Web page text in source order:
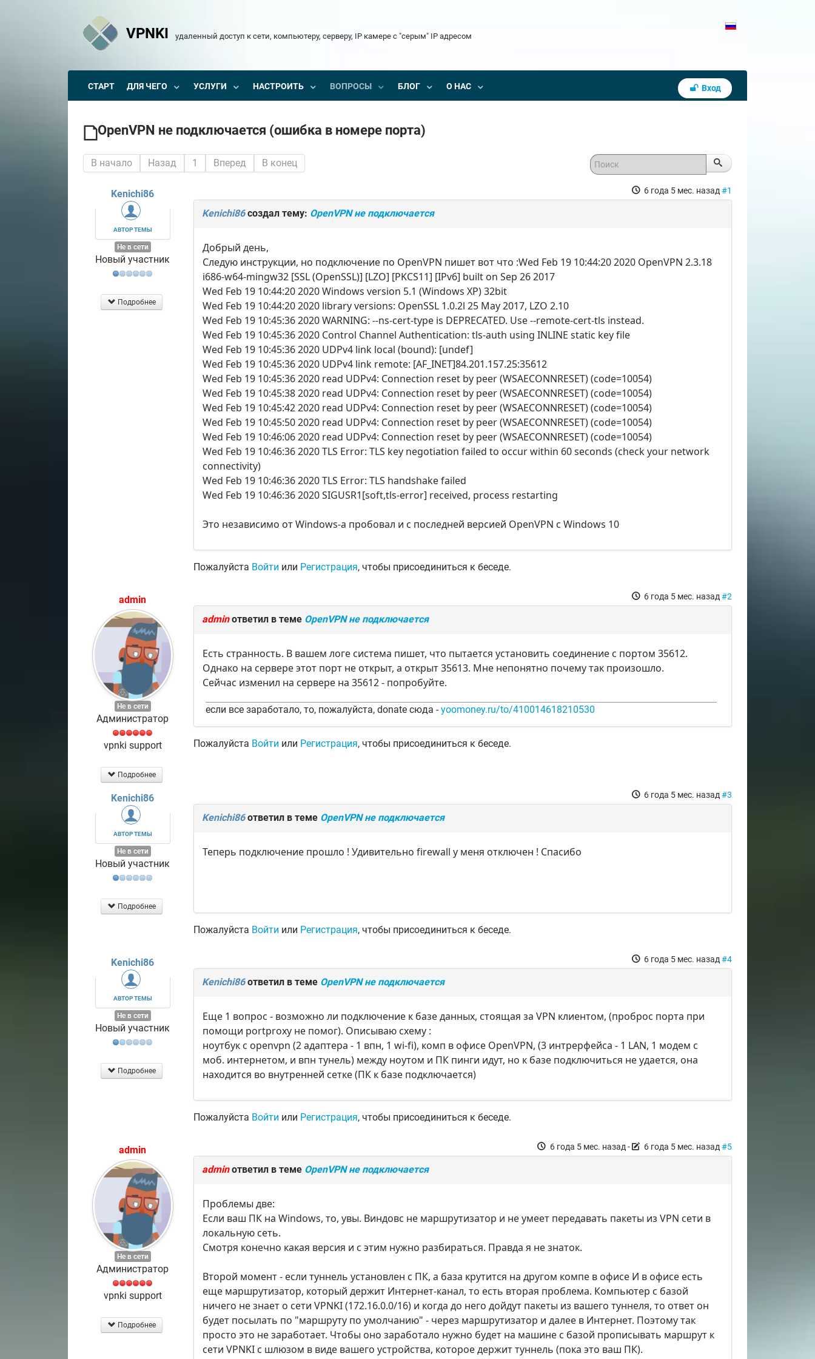
VPNKI удаленный доступ к сети, компьютеру, серверу, IP камере с "серым" IP адресом
СТАРТ ДЛЯ ЧЕГО УСЛУГИ НАСТРОИТЬ ВОПРОСЫ БЛОГ О НАС Вход
OpenVPN не подключается (ошибка в номере порта)
В начало Назад 1 Вперед В конец
Kenichi86
АВТОР ТЕМЫ
Не в сети
Новый участник
Подробнее
6 года 5 мес. назад #1
Kenichi86создал тему: OpenVPN не подключается
Добрый день,
Следую инструкции, но подключение по OpenVPN пишет вот что :Wed Feb 19 10:44:20 2020 OpenVPN 2.3.18
i686-w64-mingw32 [SSL (OpenSSL)] [LZO] [PKCS11] [IPv6] built on Sep 26 2017
Wed Feb 19 10:44:20 2020 Windows version 5.1 (Windows XP) 32bit
Wed Feb 19 10:44:20 2020 library versions: OpenSSL 1.0.2l 25 May 2017, LZO 2.10
Wed Feb 19 10:45:36 2020 WARNING: --ns-cert-type is DEPRECATED. Use --remote-cert-tls instead.
Wed Feb 19 10:45:36 2020 Control Channel Authentication: tls-auth using INLINE static key file
Wed Feb 19 10:45:36 2020 UDPv4 link local (bound): [undef]
Wed Feb 19 10:45:36 2020 UDPv4 link remote: [AF_INET]84.201.157.25:35612
Wed Feb 19 10:45:36 2020 read UDPv4: Connection reset by peer (WSAECONNRESET) (code=10054)
Wed Feb 19 10:45:38 2020 read UDPv4: Connection reset by peer (WSAECONNRESET) (code=10054)
Wed Feb 19 10:45:42 2020 read UDPv4: Connection reset by peer (WSAECONNRESET) (code=10054)
Wed Feb 19 10:45:50 2020 read UDPv4: Connection reset by peer (WSAECONNRESET) (code=10054)
Wed Feb 19 10:46:06 2020 read UDPv4: Connection reset by peer (WSAECONNRESET) (code=10054)
Wed Feb 19 10:46:36 2020 TLS Error: TLS key negotiation failed to occur within 60 seconds (check your network
connectivity)
Wed Feb 19 10:46:36 2020 TLS Error: TLS handshake failed
Wed Feb 19 10:46:36 2020 SIGUSR1[soft,tls-error] received, process restarting
Это независимо от Windows-а пробовал и с последней версией OpenVPN с Windows 10
Пожалуйста Войти или Регистрация, чтобы присоединиться к беседе.
admin
Не в сети
Администратор
vpnki support
Подробнее
6 года 5 мес. назад #2
adminответил в теме OpenVPN не подключается
Есть странность. В вашем логе система пишет, что пытается установить соединение с портом 35612.
Однако на сервере этот порт не открыт, а открыт 35613. Мне непонятно почему так произошло.
Сейчас изменил на сервере на 35612 - попробуйте.
если все заработало, то, пожалуйста, donate сюда -yoomoney.ru/to/410014618210530
Пожалуйста Войти или Регистрация, чтобы присоединиться к беседе.
Kenichi86
АВТОР ТЕМЫ
Не в сети
Новый участник
Подробнее
6 года 5 мес. назад #3
Kenichi86ответил в теме OpenVPN не подключается
Теперь подключение прошло ! Удивительно firewall у меня отключен ! Спасибо
Пожалуйста Войти или Регистрация, чтобы присоединиться к беседе.
Kenichi86
АВТОР ТЕМЫ
Не в сети
Новый участник
Подробнее
6 года 5 мес. назад #4
Kenichi86ответил в теме OpenVPN не подключается
Еще 1 вопрос - возможно ли подключение к базе данных, стоящая за VPN клиентом, (проброс порта при
помощи portproxy не помог). Описываю схему :
ноутбук с openvpn (2 адаптера - 1 впн, 1 wi-fi), комп в офисе OpenVPN, (3 интрерфейса - 1 LAN, 1 модем с
моб. интернетом, и впн тунель) между ноутом и ПК пинги идут, но к базе подключиться не удается, она
находится во внутренней сетке (ПК к базе подключается)
Пожалуйста Войти или Регистрация, чтобы присоединиться к беседе.
admin
Не в сети
Администратор
vpnki support
Подробнее
6 года 5 мес. назад - 6 года 5 мес. назад #5
adminответил в теме OpenVPN не подключается
Проблемы две:
Если ваш ПК на Windows, то, увы. Виндовс не маршрутизатор и не умеет передавать пакеты из VPN сети в
локальную сеть.
Смотря конечно какая версия и с этим нужно разбираться. Правда я не знаток.
Второй момент - если туннель установлен с ПК, а база крутится на другом компе в офисе И в офисе есть
еще маршрутизатор, который держит Интернет-канал, то есть вторая проблема. Компьютер с базой
ничего не знает о сети VPNKI (172.16.0.0/16) и когда до него дойдут пакеты из вашего туннеля, то ответ он
будет посылать по "маршруту по умолчанию" - через маршрутизатор и далее в Интернет. Поэтому так
просто это не заработает. Чтобы оно заработало нужно будет на машине с базой прописывать маршрут к
сети VPNKI с шлюзом в виде вашего устройства, которое держит туннель (пока это ваш ПК).